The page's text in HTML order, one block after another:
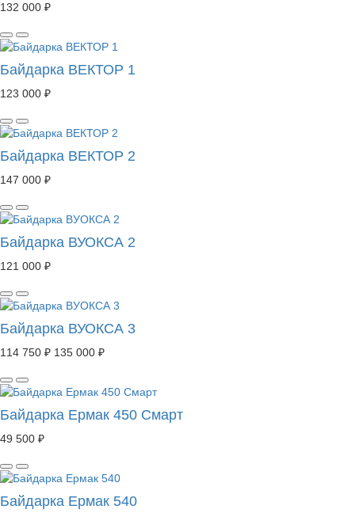
132 000 ₽
Байдарка ВЕКТОР 1
123 000 ₽
Байдарка ВЕКТОР 2
147 000 ₽
Байдарка ВУОКСА 2
121 000 ₽
Байдарка ВУОКСА 3
114 750 ₽ 135 000 ₽
Байдарка Ермак 450 Смарт
49 500 ₽
Байдарка Ермак 540